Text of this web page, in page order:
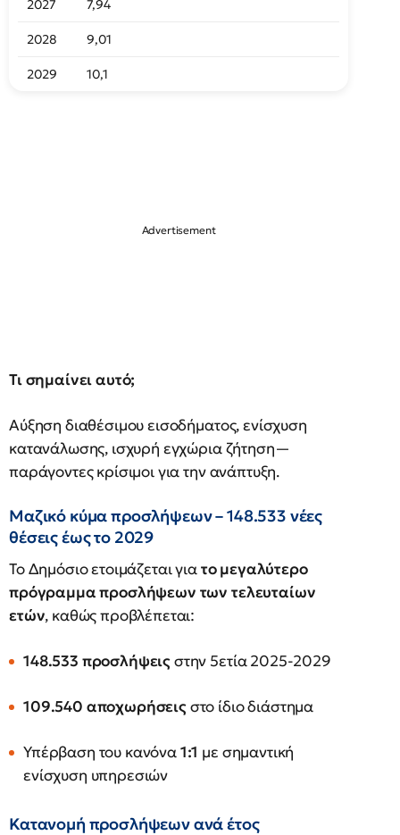
2027 7,94
2028 9,01
2029 10,1
Τι σημαίνει αυτό;
Αύξηση διαθέσιμου εισοδήματος, ενίσχυση
κατανάλωσης, ισχυρή εγχώρια ζήτηση—
παράγοντες κρίσιμοι για την ανάπτυξη.
Μαζικό κύμα προσλήψεων – 148.533 νέες
θέσεις έως το 2029
Το Δημόσιο ετοιμάζεται γιατο μεγαλύτερο
πρόγραμμα προσλήψεων των τελευταίων
ετών, καθώς προβλέπεται:
148.533 προσλήψειςστην 5ετία 2025-2029
109.540 αποχωρήσειςστο ίδιο διάστημα
Υπέρβαση του κανόνα1:1 με σημαντική
ενίσχυση υπηρεσιών
Κατανομή προσλήψεων ανά έτος